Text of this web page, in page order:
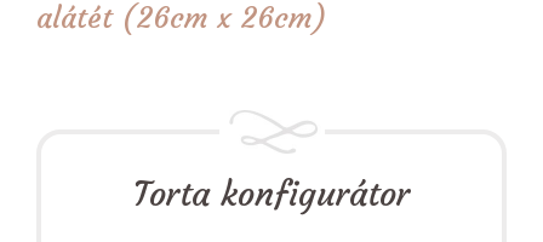
alátét (26cm x 26cm)
Torta konfigurátor